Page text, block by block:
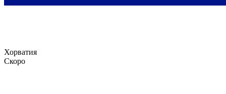
Хорватия
Скоро